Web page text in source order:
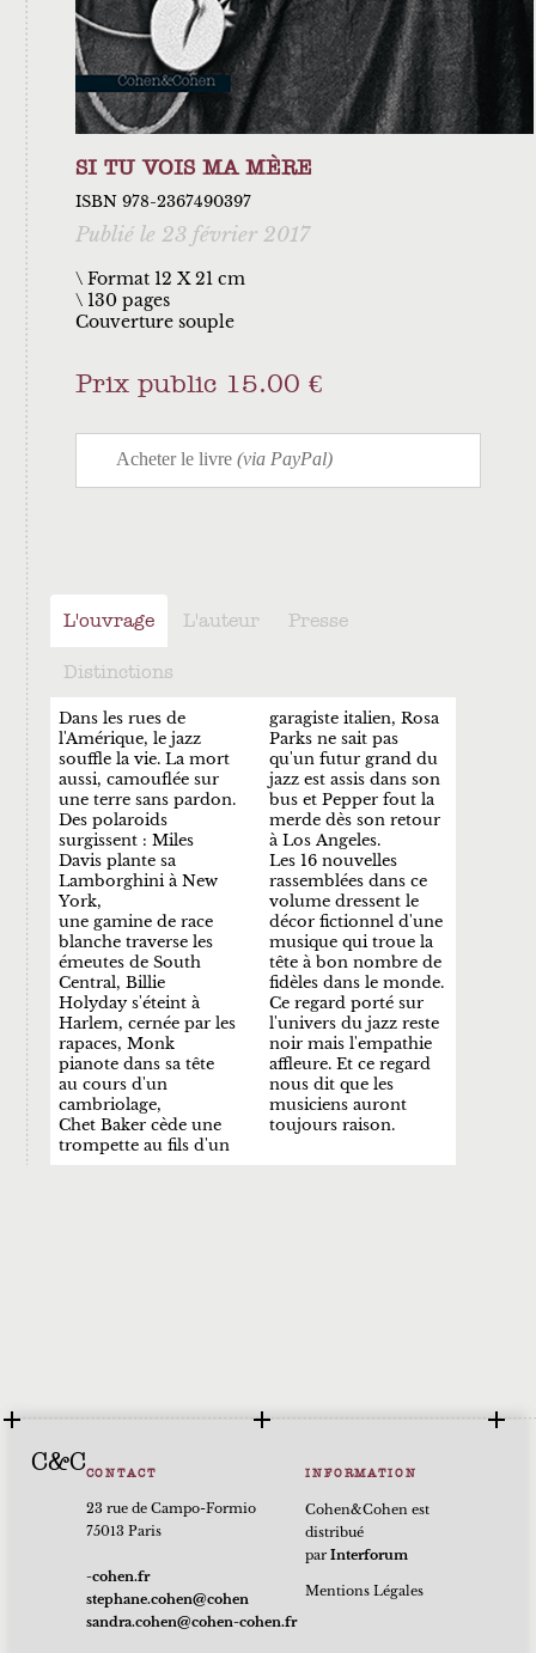
SI TU VOIS MA MÈRE
ISBN 978-2367490397
Publié le 23 février 2017
\ Format 12 X 21 cm
130 pages
Couverture souple
Prix public 15.00 €
L'ouvrage L'auteur Presse
Distinctions
Dans les rues de
l'Amérique, le jazz
souffle la vie. La mort
aussi, camouflée sur
une terre sans pardon.
Des polaroids
surgissent : Miles
Davis plante sa
Lamborghini à New
York,
une gamine de race
blanche traverse les
émeutes de South
Central, Billie
Holyday s'éteint à
Harlem, cernée par les
rapaces, Monk
pianote dans sa tête
au cours d'un
cambriolage,
Chet Baker cède une
trompette au fils d'un
garagiste italien, Rosa
Parks ne sait pas
qu'un futur grand du
jazz est assis dans son
bus et Pepper fout la
merde dès son retour
à Los Angeles.
Les 16 nouvelles
rassemblées dans ce
volume dressent le
décor fictionnel d'une
musique qui troue la
tête à bon nombre de
fidèles dans le monde.
Ce regard porté sur
l'univers du jazz reste
noir mais l'empathie
affleure. Et ce regard
nous dit que les
musiciens auront
toujours raison.
C&CCONTACT
23 rue de Campo-Formio
75013 Paris
rf.nehoc-
nehoc@nehoc.enahpets
rf.nehoc-nehoc@nehoc.ardnas
INFORMATION
Cohen&Cohen est
distribué
parInterforum
Mentions Légales